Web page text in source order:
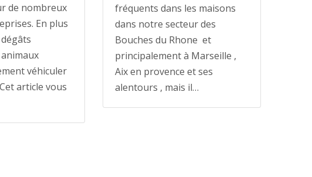
de nombreux
En plus
véhiculer
article vous
fréquents dans les maisons
dans notre secteur des
Bouches du Rhone et
principalement à Marseille ,
Aix en provence et ses
alentours , mais il…